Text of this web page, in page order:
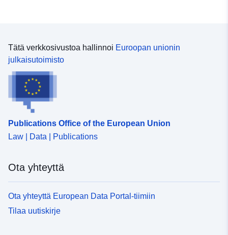
Tätä verkkosivustoa hallinnoi Euroopan unionin
julkaisutoimisto
Publications Office of the European Union
Law | Data | Publications
Ota yhteyttä
Ota yhteyttä European Data Portal-tiimiin
Tilaa uutiskirje